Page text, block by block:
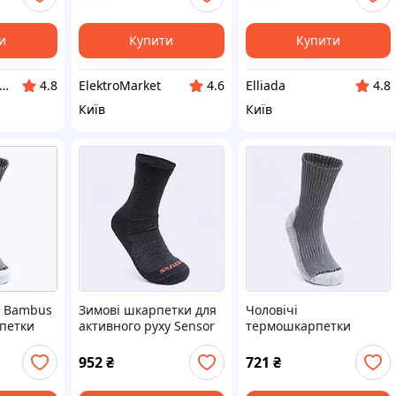
Інтернет-магазин enJoy
4.8
Купити
ElektroMarket
4.6
Київ
Купити
Elliada
4.8
Київ
Зимові шкарпетки для
активного руху Sensor
952₴
Чоловічі
термошкарпетки
бамбукового волокна
881EB9921T
721 ₴